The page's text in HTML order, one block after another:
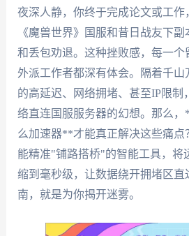
夜深人静，你终于完成论文或工作
《魔兽世界》国服和昔日战友下
和丢包劝退。这种挫败感，每一个
外派工作者都深有体会。隔着千山
的高延迟、网络拥堵、甚至IP限制
络直连国服服务器的幻想。那么
么加速器**才能真正解决这些痛点
能精准"铺路搭桥"的智能工具，将
缩到毫秒级，让数据绕开拥堵区直
南，就是为你揭开迷雾。